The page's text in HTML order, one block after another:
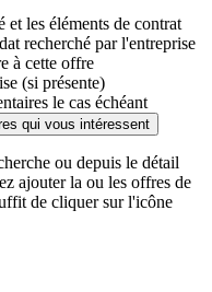
et les éléments de contrat
recherché par l'entreprise
à cette offre
(si présente)
le cas échéant
qui vous intéressent
ou depuis le détail
ajouter la ou les offres de
de cliquer sur l'icône